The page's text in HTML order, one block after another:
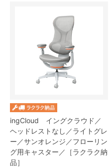
ingCloud イングクラウド／
ヘッドレストなし／ライトグレ
ー／サンオレンジ／フローリン
グ用キャスター／［ラクラク納
品］